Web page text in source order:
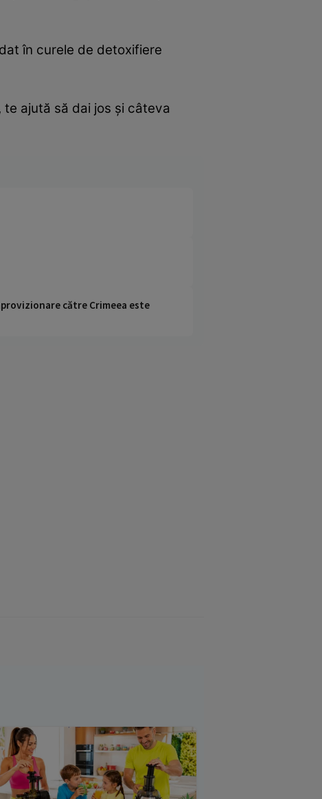
în curele de detoxifiere
ajută să dai jos şi câteva
către Crimeea este